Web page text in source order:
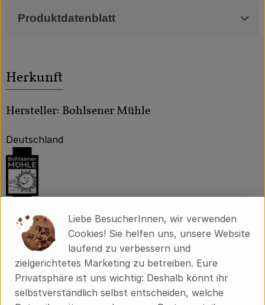
Produktdatenblatt
Herkunft
Hersteller: Bohlsener Mühle
Deutschland
Bohlsener Mühle GmbH & Co. KG
D 29581 Gerdau
Die Bohlsener Mühle
Gemahlen wird in Bohlsen seit 1265. In unserer
Liebe BesucherInnen, wir verwenden
Cookies! Sie helfen uns, unsere Website
laufend zu verbessern und
zielgerichtetes Marketing zu betreiben. Eure
Privatsphäre ist uns wichtig: Deshalb könnt ihr
selbstverständlich selbst entscheiden, welche